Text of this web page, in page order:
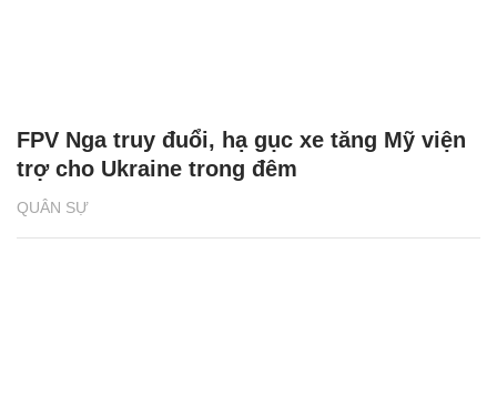
QUÂN SỰ
FPV Nga truy đuổi, hạ gục xe tăng Mỹ viện
trợ cho Ukraine trong đêm